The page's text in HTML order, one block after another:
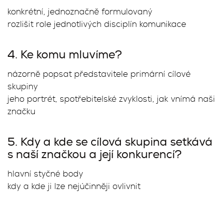
konkrétní, jednoznačně formulovaný
rozlišit role jednotlivých disciplín komunikace
4. Ke komu mluvíme?
názorně popsat představitele primární cílové
skupiny
jeho portrét, spotřebitelské zvyklosti, jak vnímá naši
značku
5. Kdy a kde se cílová skupina setkává
s naší značkou a její konkurencí?
hlavní styčné body
kdy a kde ji lze nejúčinněji ovlivnit